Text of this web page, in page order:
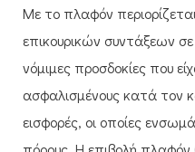
Με το πλαφόν
επικουρικών συντάξεων
νόμιμες προσδοκίες που
ασφαλισμένους κατά τον
εισφορές, οι οποίες